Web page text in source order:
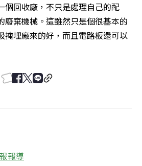
個回收廠，不只是處理自己的配
廢棄機械。這雖然只是個很基本的
掩埋廠來的好，而且電路板還可以
報導